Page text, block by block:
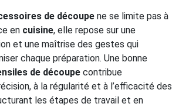
de découpe ne se limite pas à
en cuisine, elle repose sur une
et une maîtrise des gestes qui
chaque préparation. Une bonne
de découpe contribue
à la régularité et à l’efficacité des
les étapes de travail et en